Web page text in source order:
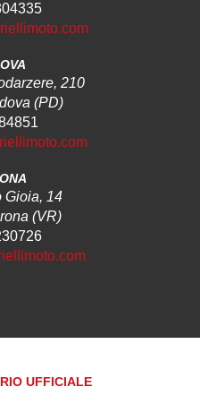
210
(PD)
Gioia, 14
(VR)
UFFICIALE